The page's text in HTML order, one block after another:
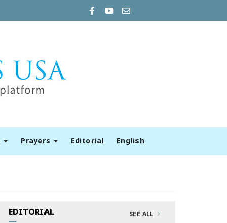
Prayers Editorial English
EDITORIAL SEE ALL